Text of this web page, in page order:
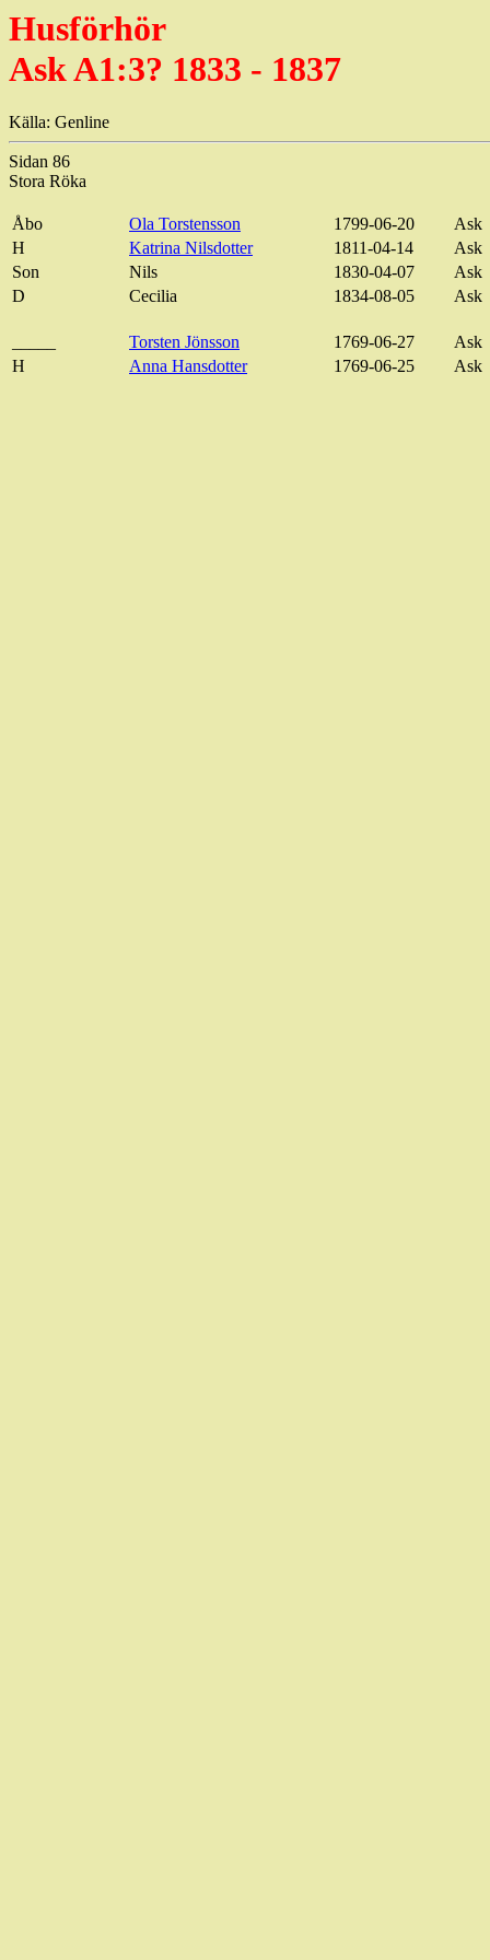
Husförhör
Ask A1:3? 1833 - 1837
Källa: Genline
Sidan 86
Stora Röka
Åbo Ola Torstensson 1799-06-20
Ask
H
Katrina Nilsdotter 1811-04-14
Ask
Son
Nils 1830-04-07
Ask
D
Cecilia 1834-08-05 Ask
Torsten Jönsson 1769-06-27
Ask
H
Anna Hansdotter 1769-06-25 Ask